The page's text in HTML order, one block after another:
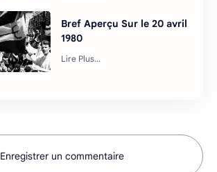
Bref Aperçu Sur le 20 avril
1980
Enregistrer un commentaire